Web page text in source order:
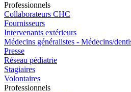
Professionnels
Collaborateurs CHC
Fournisseurs
Intervenants extérieurs
Médecins généralistes - Médecins/
Presse
Réseau pédiatrie
Stagiaires
Volontaires
Professionnels